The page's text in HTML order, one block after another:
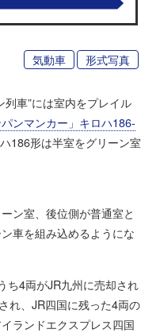
気動車 形式写真
車”には室内をプレイル
パンマンカー」キロハ186-
186形は半室をグリーン室
ン室、後位側が普通室と
車を組み込めるようにな
ち4両がJR九州に売却され
れ、JR四国に残った4両の
ランドエクスプレス四国